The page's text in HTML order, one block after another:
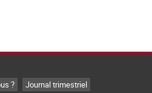
?
Journal trimestriel